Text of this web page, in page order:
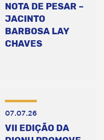
NOTA DE PESAR –
JACINTO
BARBOSA LAY
CHAVES
07.07.26
VII EDIÇÃO DA